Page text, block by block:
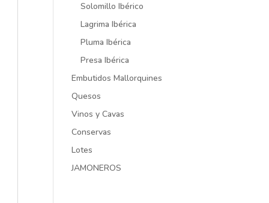
Solomillo Ibérico
Lagrima Ibérica
Pluma Ibérica
Presa Ibérica
Embutidos Mallorquines
Quesos
Vinos y Cavas
Conservas
Lotes
JAMONEROS